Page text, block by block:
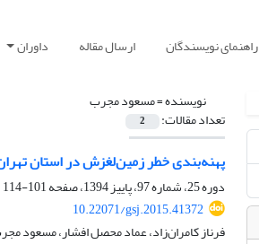
راهنمای نویسندگان ارسال مقاله داوران
نویسنده =مسعود مجرب
تعداد مقالات: 2
پهنه‌بندی خطر زمین‌لغزش در استان
دوره 25، شماره 97، پاییز 1394، صفحه
101-114
10.22071/gsj.2015.41372
فرناز کامران‌زاد، عماد محصل افشار، مسعود